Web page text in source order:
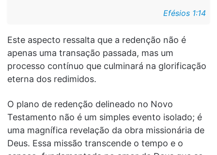
Efésios 1:14
Este aspecto ressalta que a redenção não é
apenas uma transação passada, mas um
processo contínuo que culminará na glorificação
eterna dos redimidos.
O plano de redenção delineado no Novo
Testamento não é um simples evento isolado; é
uma magnífica revelação da obra missionária de
Deus. Essa missão transcende o tempo e o